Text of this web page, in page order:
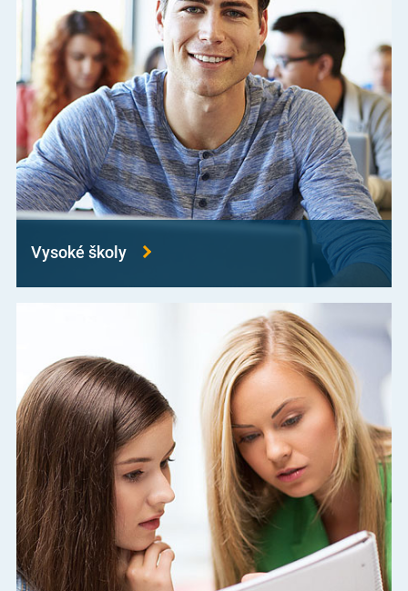
Vysoké školy